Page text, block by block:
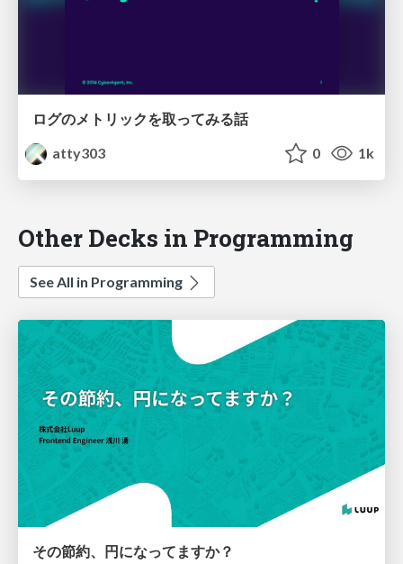
ログのメトリックを取ってみる話
atty303
0 1k
Other Decks in Programming
See All in Programming
その節約、円になってますか？